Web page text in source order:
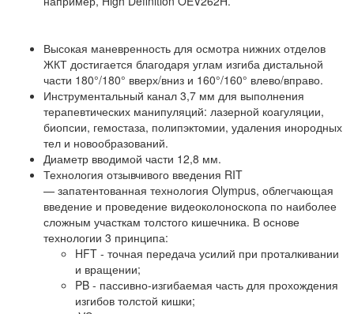
Высокая маневренность для осмотра нижних отделов
ЖКТ достигается благодаря углам изгиба дистальной
части 180°/180° вверх/вниз и 160°/160° влево/вправо.
Инструментальный канал 3,7 мм для выполнения
терапевтических манипуляций: лазерной коагуляции,
биопсии, гемостаза, полипэктомии, удаления инородных
тел и новообразований.
Диаметр вводимой части 12,8 мм.
Технология отзывчивого введения RIT
— запатентованная технология Olympus, облегчающая
введение и проведение видеоколоноскопа по наиболее
сложным участкам толстого кишечника. В основе
технологии 3 принципа:
HFT - точная передача усилий при проталкивании
и вращении;
PB - пассивно-изгибаемая часть для прохождения
изгибов толстой кишки;